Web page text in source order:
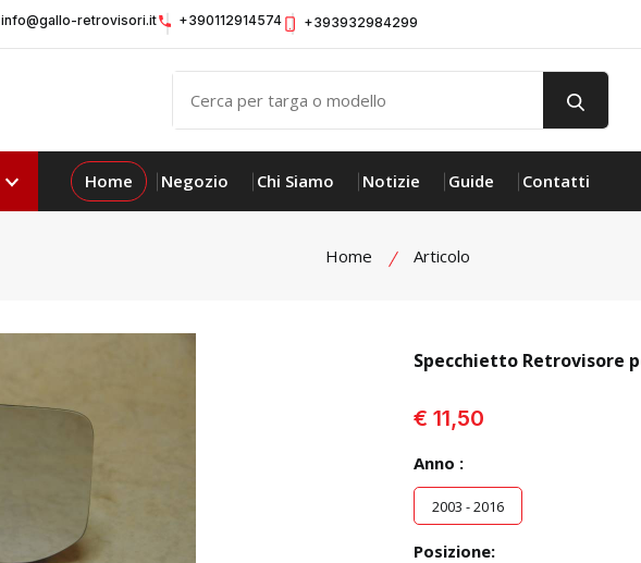
info@gallo-retrovisori.it +390112914574 +393932984299
Home Negozio Chi Siamo Notizie Guide Contatti
Home Articolo
Specchietto Retrovisore
€ 11,50
Anno :
2003 - 2016
Posizione: